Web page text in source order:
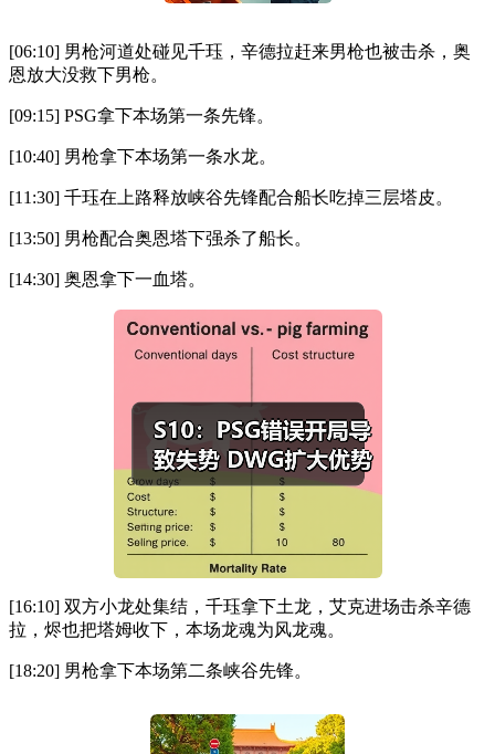
[06:10] 男枪河道处碰见千珏，辛德拉赶来男枪也被击杀，奥
恩放大没救下男枪。
[09:15] PSG拿下本场第一条先锋。
[10:40] 男枪拿下本场第一条水龙。
[11:30] 千珏在上路释放峡谷先锋配合船长吃掉三层塔皮。
[13:50] 男枪配合奥恩塔下强杀了船长。
[14:30] 奥恩拿下一血塔。
[16:10] 双方小龙处集结，千珏拿下土龙，艾克进场击杀辛德
拉，烬也把塔姆收下，本场龙魂为风龙魂。
[18:20] 男枪拿下本场第二条峡谷先锋。